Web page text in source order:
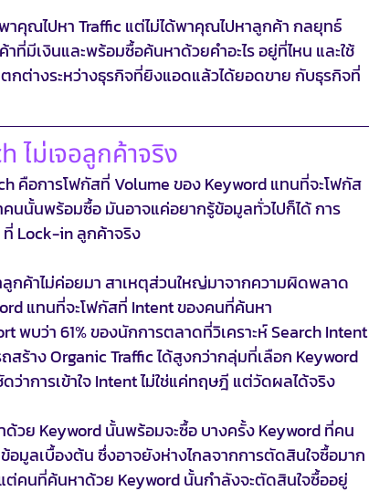
คุณไปหา Traffic แต่ไม่ได้พาคุณไปหาลูกค้า กลยุทธ์
ที่มีเงินและพร้อมซื้อค้นหาด้วยคำอะไร อยู่ที่ไหน และใช้
กต่างระหว่างธุรกิจที่ยิงแอดแล้วได้ยอดขาย กับธุรกิจที่
ไม่เจอลูกค้าจริง
คือการโฟกัสที่ Volume ของ Keyword แทนที่จะโฟกัส
นนั้นพร้อมซื้อ มันอาจแค่อยากรู้ข้อมูลทั่วไปก็ได้ การ
ที่ Lock-in ลูกค้าจริง
กค้าไม่ค่อยมา สาเหตุส่วนใหญ่มาจากความผิดพลาด
แทนที่จะโฟกัสที่ Intent ของคนที่ค้นหา
พบว่า 61% ของนักการตลาดที่วิเคราะห์ Search Intent
ร้าง Organic Traffic ได้สูงกว่ากลุ่มที่เลือก Keyword
าการเข้าใจ Intent ไม่ใช่แค่ทฤษฎี แต่วัดผลได้จริง
วย Keyword นั้นพร้อมจะซื้อ บางครั้ง Keyword ที่คน
มูลเบื้องต้น ซึ่งอาจยังห่างไกลจากการตัดสินใจซื้อมาก
คนที่ค้นหาด้วย Keyword นั้นกำลังจะตัดสินใจซื้ออยู่